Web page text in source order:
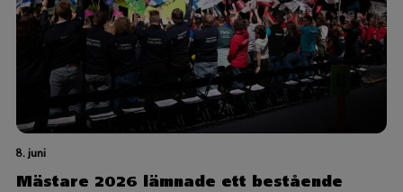
8. juni
Mästare 2026 lämnade ett bestående